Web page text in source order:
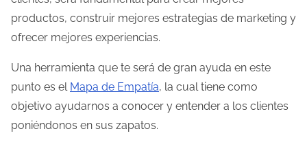
productos, construir mejores estrategias de marketing y
ofrecer mejores experiencias.
Una herramienta que te será de gran ayuda en este
punto es el Mapa de Empatía, la cual tiene como
objetivo ayudarnos a conocer y entender a los clientes
poniéndonos en sus zapatos.